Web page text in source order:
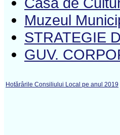
Muzeul
STRATEGIE
GUV.
Hotărârile Consiliului Local pe anul 2019